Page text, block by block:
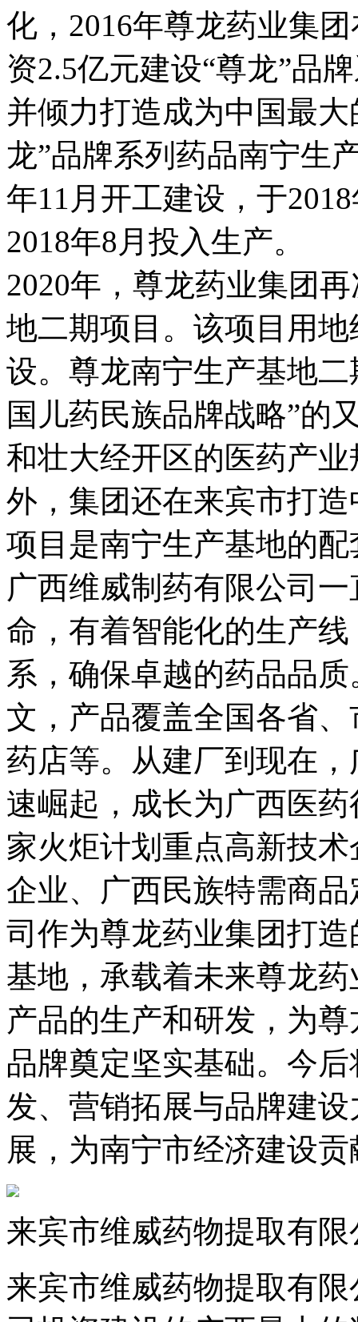
化，2016年尊龙药业集
资2.5亿元建设“尊龙”品
并倾力打造成为中国最
龙”品牌系列药品南宁生
年11月开工建设，于
2018年8月投入生产。
2020年，尊龙药业集团
地二期项目。该项目用
设。尊龙南宁生产基地
国儿药民族品牌战略”的
和壮大经开区的医药产
外，集团还在来宾市打
项目是南宁生产基地的
广西维威制药有限公司
命，有着智能化的生产
系，确保卓越的药品品
文，产品覆盖全国各省
药店等。从建厂到现在
速崛起，成长为广西医
家火炬计划重点高新技
企业、广西民族特需商
司作为尊龙药业集团打
基地，承载着未来尊龙
产品的生产和研发，为
品牌奠定坚实基础。今
发、营销拓展与品牌建
展，为南宁市经济建设
来宾市维威药物提取有限
来宾市维威药物提取有